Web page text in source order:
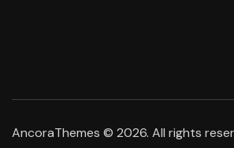
AncoraThemes © 2026. All rights